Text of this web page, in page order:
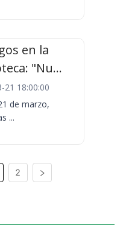
en la
"Nu...
21 18:00:00
de marzo,
...
2